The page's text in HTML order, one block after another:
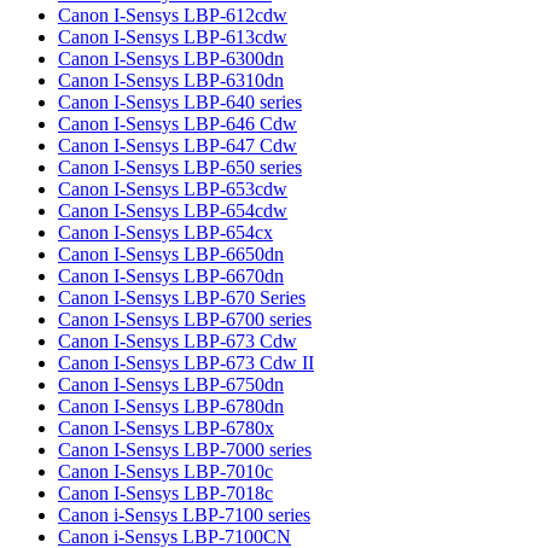
Canon I-Sensys LBP-612cdw
Canon I-Sensys LBP-613cdw
Canon I-Sensys LBP-6300dn
Canon I-Sensys LBP-6310dn
Canon I-Sensys LBP-640 series
Canon I-Sensys LBP-646 Cdw
Canon I-Sensys LBP-647 Cdw
Canon I-Sensys LBP-650 series
Canon I-Sensys LBP-653cdw
Canon I-Sensys LBP-654cdw
Canon I-Sensys LBP-654cx
Canon I-Sensys LBP-6650dn
Canon I-Sensys LBP-6670dn
Canon I-Sensys LBP-670 Series
Canon I-Sensys LBP-6700 series
Canon I-Sensys LBP-673 Cdw
Canon I-Sensys LBP-673 Cdw II
Canon I-Sensys LBP-6750dn
Canon I-Sensys LBP-6780dn
Canon I-Sensys LBP-6780x
Canon I-Sensys LBP-7000 series
Canon I-Sensys LBP-7010c
Canon I-Sensys LBP-7018c
Canon i-Sensys LBP-7100 series
Canon i-Sensys LBP-7100CN